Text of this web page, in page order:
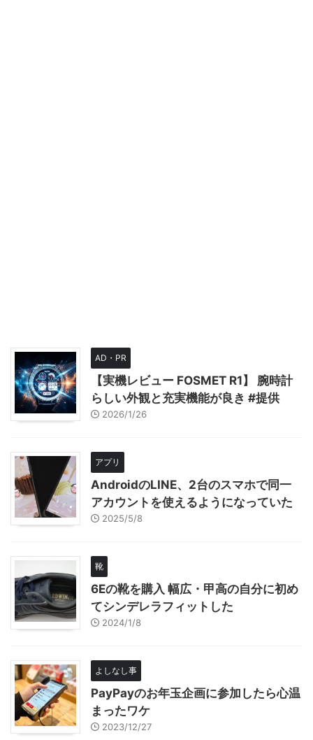
AD・PR
【実機レビュー FOSMET R1】 腕時計
らしい外観と充実機能が良き #提供
2026/1/26
アプリ
AndroidのLINE、2台のスマホで同一
アカウントを使えるようになっていた
2025/5/8
靴
6Eの靴を購入 幅広・甲高の自分に初め
てシンデレラフィットした
2024/1/8
よしなし事
PayPayのお年玉企画に参加したら心温
まったワケ
2023/12/27